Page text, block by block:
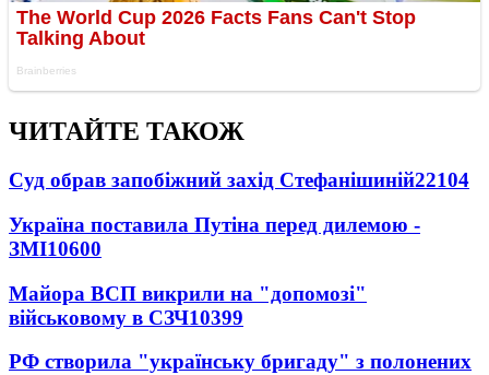
ЧИТАЙТЕ ТАКОЖ
Суд обрав запобіжний захід Стефанішиній22104
Україна поставила Путіна перед дилемою -
ЗМІ10600
Майора ВСП викрили на "допомозі"
військовому в СЗЧ10399
РФ створила "українську бригаду" з полонених